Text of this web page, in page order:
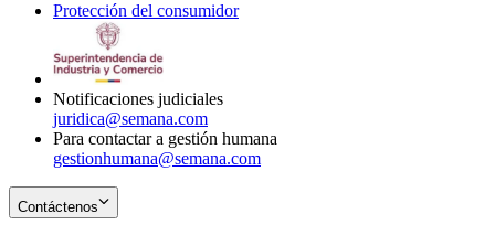
window
newin
Protección del consumidorOpens
Notificaciones judiciales
juridica@semana.com
Para contactar a gestión humana
gestionhumana@semana.com
Contáctenos